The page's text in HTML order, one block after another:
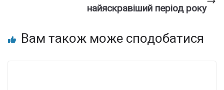
найяскравіший період року
Вам також може сподобатися